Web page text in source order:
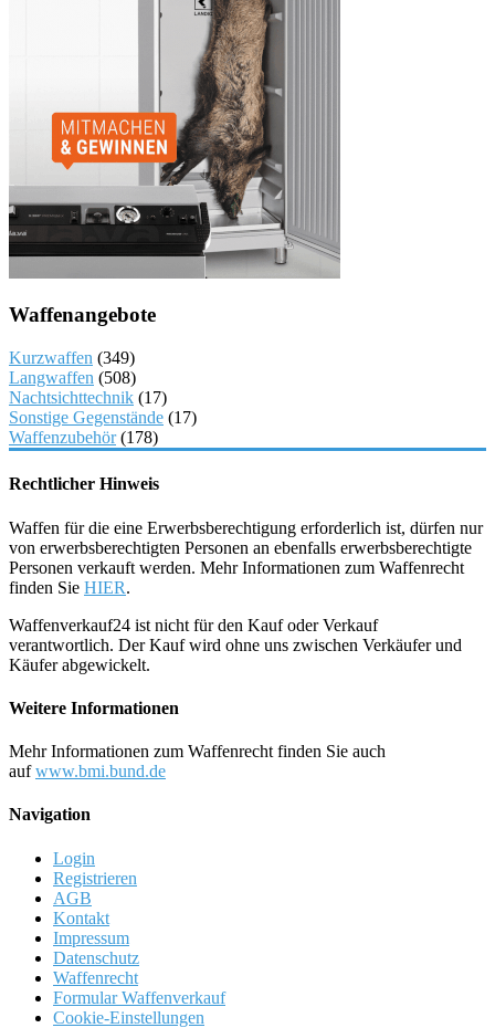
Waffenangebote
Kurzwaffen (349)
Langwaffen (508)
Nachtsichttechnik (17)
Sonstige Gegenstände (17)
Waffenzubehör(178)
Rechtlicher Hinweis
Waffen für die eine Erwerbsberechtigung erforderlich ist, dürfen nur
von erwerbsberechtigten Personen an ebenfalls erwerbsberechtigte
Personen verkauft werden. Mehr Informationen zum Waffenrecht
finden Sie HIER.
Waffenverkauf24 ist nicht für den Kauf oder Verkauf
verantwortlich. Der Kauf wird ohne uns zwischen Verkäufer und
Käufer abgewickelt.
Weitere Informationen
Mehr Informationen zum Waffenrecht finden Sie auch
aufwww.bmi.bund.de
Navigation
Login
Registrieren
AGB
Kontakt
Impressum
Datenschutz
Waffenrecht
Formular Waffenverkauf
Cookie-Einstellungen